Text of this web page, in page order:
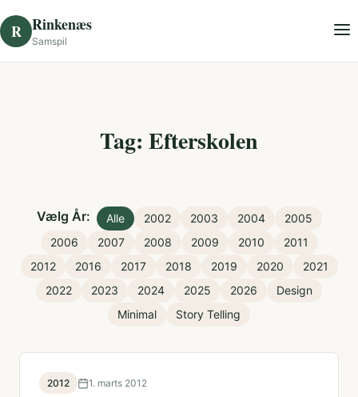
R Rinkenæs
Samspil
Tag: Efterskolen
Vælg År: Alle 2002 2003 2004
2005
2006
2007 2008 2009 2010
2011
2012
2016 2017 2018 2019 2020
2021
2022
2023 2024 2025 2026
Design
Minimal
Story Telling
2012 1. marts 2012